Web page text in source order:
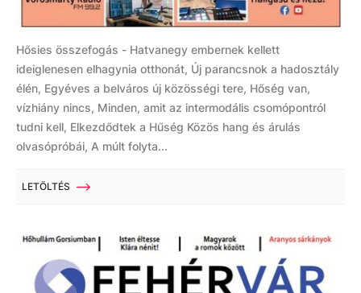
Hősies összefogás - Hatvanegy embernek kellett
ideiglenesen elhagynia otthonát, Új parancsnok a hadosztály
élén, Egyéves a belváros új közösségi tere, Hőség van,
vízhiány nincs, Minden, amit az intermodális csomópontról
tudni kell, Elkezdődtek a Hűség Közös hang és árulás
olvasópróbái, A múlt folyta...
LETÖLTÉS